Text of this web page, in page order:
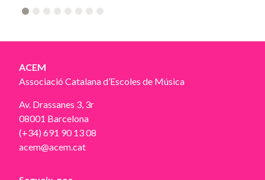
4 5 6 7 8
ACEM
Associació Catalana d’Escoles de Música
Av. Drassanes 3, 3r
08001 Barcelona
(+34) 691 90 13 08
acem@acem.cat